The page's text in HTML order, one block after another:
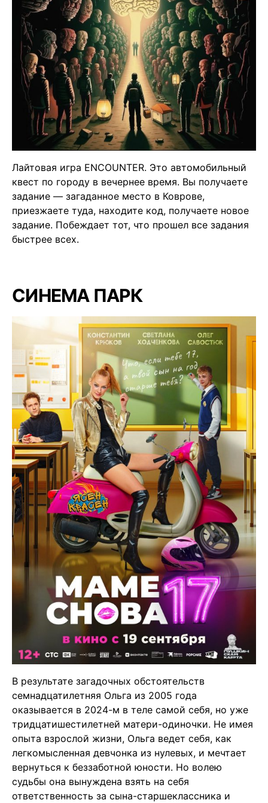
Лайтовая игра ENCOUNTER. Это автомобильный
квест по городу в вечернее время. Вы получаете
задание — загаданное место в Коврове,
приезжаете туда, находите код, получаете новое
задание. Побеждает тот, что прошел все задания
быстрее всех.
СИНЕМА ПАРК
В результате загадочных обстоятельств
семнадцатилетняя Ольга из 2005 года
оказывается в 2024-м в теле самой себя, но уже
тридцатишестилетней матери-одиночки. Не имея
опыта взрослой жизни, Ольга ведет себя, как
легкомысленная девчонка из нулевых, и мечтает
вернуться к беззаботной юности. Но волею
судьбы она вынуждена взять на себя
ответственность за сына-старшеклассника и